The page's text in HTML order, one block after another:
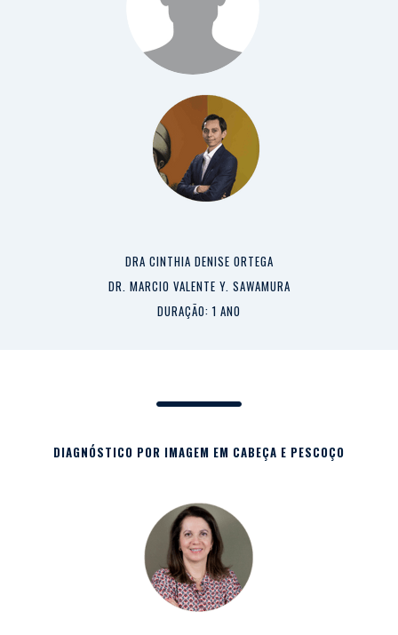
DRA CINTHIA DENISE ORTEGA
DR. MARCIO VALENTE Y. SAWAMURA
DURAÇÃO: 1 ANO
DIAGNÓSTICO POR IMAGEM EM CABEÇA E PESCOÇO